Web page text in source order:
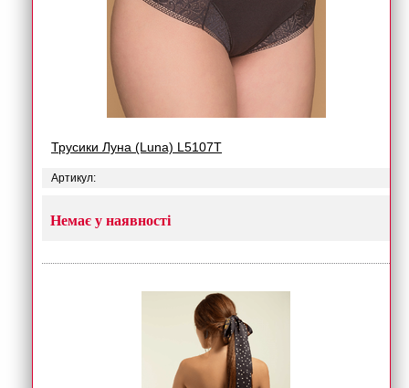
Трусики Луна (Luna) L5107T
Артикул:
Немає у наявності